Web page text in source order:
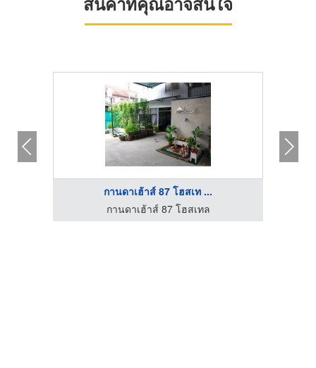
กานดาเฮ้าส์ 87 โฮสเท ...
กานดาเฮ้าส์ 87 โฮสเทล